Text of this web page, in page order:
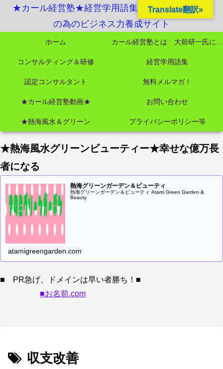
★カール経営塾★経営学用語集起業独立成功MBA
の為のビジネス力養成サイト
ホーム
コンサルティング＆研修 経営学用語集
認定コンサルタント 無料メルマガ！
★カール経営塾動画★ お問い合わせ
★熱海風水＆グリーン プライバシーポリシー等
★熱海風水グリーンビューティー★幸せな億万長
者になる
熱海グリーンガーデン＆ビューティ
熱海グリーンガーデン＆ビューティ Atami Green Garden &
Beauty
atamigreengarden.com
■ PR急げ、ドメインは早い者勝ち！■
■お名前.com
収支改善
Translate翻訳»